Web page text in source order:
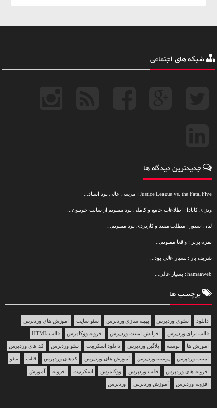
شبکه های اجتماعی
جدیدترین دیدگاه ها
Justice League vs. the Fatal Five : مرسی عالی بود استاد...
ویزای کانادا : اطلاعات جامع و کاملی بود ممنونم از سایت خوبتون...
لیان استور : مطلب مفید و کاربردی بود ممنونم...
نمره برتر : واقعا ممنونم...
شریف بار : بسیار عالی بود...
hamanweb : بسیار عالی...
برچسب ها
دانلود سئوی وردپرس بهینه سازی وردپرس سئو سایت اموزش های وردپرس
قالب برای وردپرس افزایش امنیت وردپرس افزونه ووکامرس قالب HTML
اموزش ها پوسته پلاگین وردپرس دانلود اسکریپت سئو وردپرس کد های وردپرس
امنیت وردپرس پوسته وردپرس آموزش های وردپرس کدهای وردپرس قالب سئو
افزونه های وردپرس قالب وردپرس ووکامرس اسکریپت افزونه آموزش
افزونه وردپرس آموزش وردپرس وردپرس